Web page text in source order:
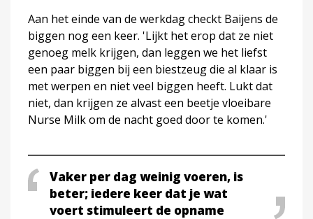
Aan het einde van de werkdag checkt Baijens de
biggen nog een keer. 'Lijkt het erop dat ze niet
genoeg melk krijgen, dan leggen we het liefst
een paar biggen bij een biestzeug die al klaar is
met werpen en niet veel biggen heeft. Lukt dat
niet, dan krijgen ze alvast een beetje vloeibare
Nurse Milk om de nacht goed door te komen.'
Vaker per dag weinig voeren, is
beter; iedere keer dat je wat
voert stimuleert de opname